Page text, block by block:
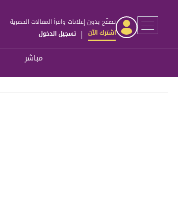
تصفّح بدون إعلانات واقرأ المقالات الحصرية
اشترك الآن | تسجيل الدخول
مباشر